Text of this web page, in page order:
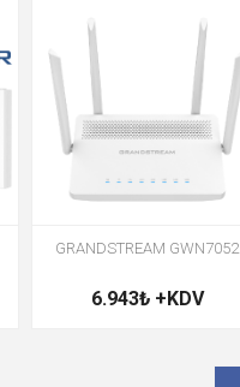
GRANDSTREAM GWN7052
6.943₺ +KDV